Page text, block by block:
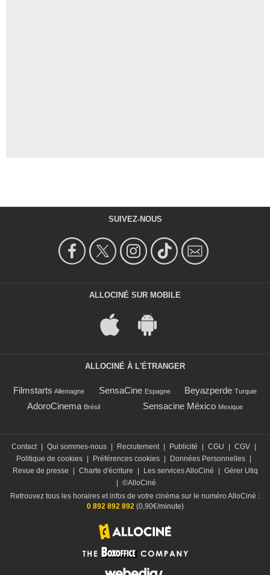
SUIVEZ-NOUS
ALLOCINÉ SUR MOBILE
ALLOCINÉ À L'ÉTRANGER
Filmstarts Allemagne SensaCine Espagne Beyazperde Turquie
AdoroCinema Brésil Sensacine México Mexique
Contact | Qui sommes-nous | Recrutement | Publicité | CGU | CGV |
Politique de cookies | Préférences cookies | Données Personnelles |
Revue de presse
| Charte d'écriture | Les services AlloCiné | Gérer Utiq
| ©AlloCiné
Retrouvez tous les horaires et infos de votre cinéma sur le numéro AlloCiné :
0 892 892 892 (0,90€/minute)